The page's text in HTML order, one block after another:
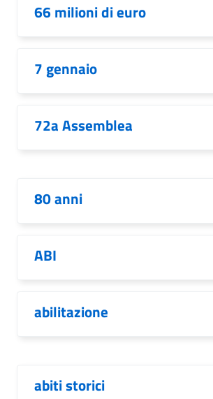
66 milioni di euro
7 gennaio
72a Assemblea
80 anni
ABI
abilitazione
abiti storici